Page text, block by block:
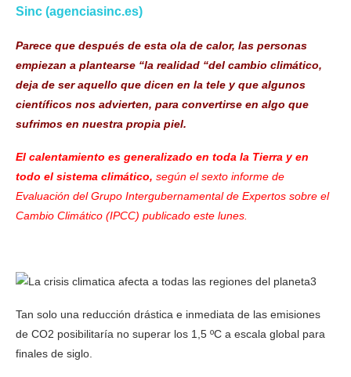
Sinc (agenciasinc.es)
Parece que después de esta ola de calor, las personas
empiezan a plantearse “la realidad “del cambio climático,
deja de ser aquello que dicen en la tele y que algunos
científicos nos advierten, para convertirse en algo que
sufrimos en nuestra propia piel.
El calentamiento es generalizado en toda la Tierra y en
todo el sistema climático, según el sexto informe de
Evaluación del Grupo Intergubernamental de Expertos sobre el
Cambio Climático (IPCC) publicado este lunes.
Tan solo una reducción drástica e inmediata de las emisiones
de CO2 posibilitaría no superar los 1,5 ºC a escala global para
finales de siglo.